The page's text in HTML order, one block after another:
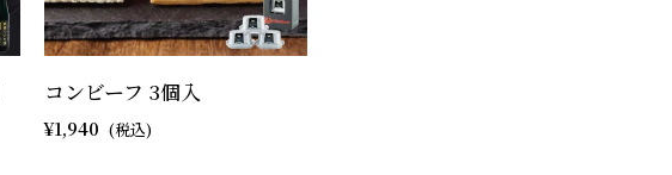
コンビーフ 3個入
1,940